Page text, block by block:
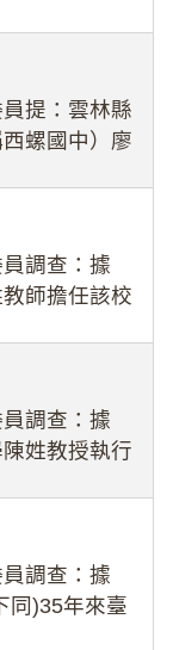
首份調查報
提：雲林縣
螺國中）廖
經該校校園
調查：據
師擔任該校
以手機傳送
調查：據
姓教授執行
(115教調
調查：據
同)35年來臺